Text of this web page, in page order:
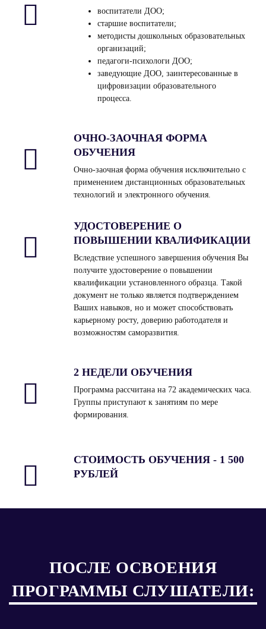
воспитатели ДОО;
старшие воспитатели;
методисты дошкольных образовательных
организаций;
педагоги‑психологи ДОО;
заведующие ДОО, заинтересованные в
цифровизации образовательного
процесса.
ОЧНО-ЗАОЧНАЯ ФОРМА
ОБУЧЕНИЯ
Очно-заочная форма обучения исключительно с
применением дистанционных образовательных
технологий и электронного обучения.
УДОСТОВЕРЕНИЕ О
ПОВЫШЕНИИ КВАЛИФИКАЦИИ
Вследствие успешного завершения обучения Вы
получите удостоверение о повышении
квалификации установленного образца. Такой
документ не только является подтверждением
Ваших навыков, но и может способствовать
карьерному росту, доверию работодателя и
возможностям саморазвития.
2 НЕДЕЛИ ОБУЧЕНИЯ
Программа рассчитана на 72 академических часа.
Группы приступают к занятиям по мере
формирования.
СТОИМОСТЬ ОБУЧЕНИЯ - 1 500
РУБЛЕЙ
ПОСЛЕ ОСВОЕНИЯ
ПРОГРАММЫ СЛУШАТЕЛИ: